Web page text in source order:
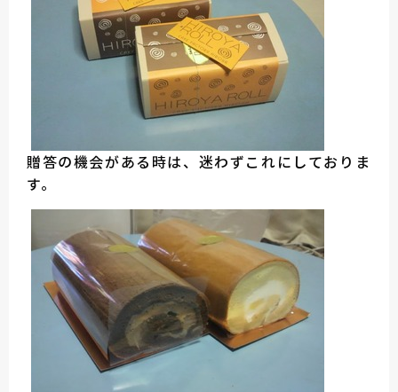
贈答の機会がある時は、迷わずこれにしておりま
す。